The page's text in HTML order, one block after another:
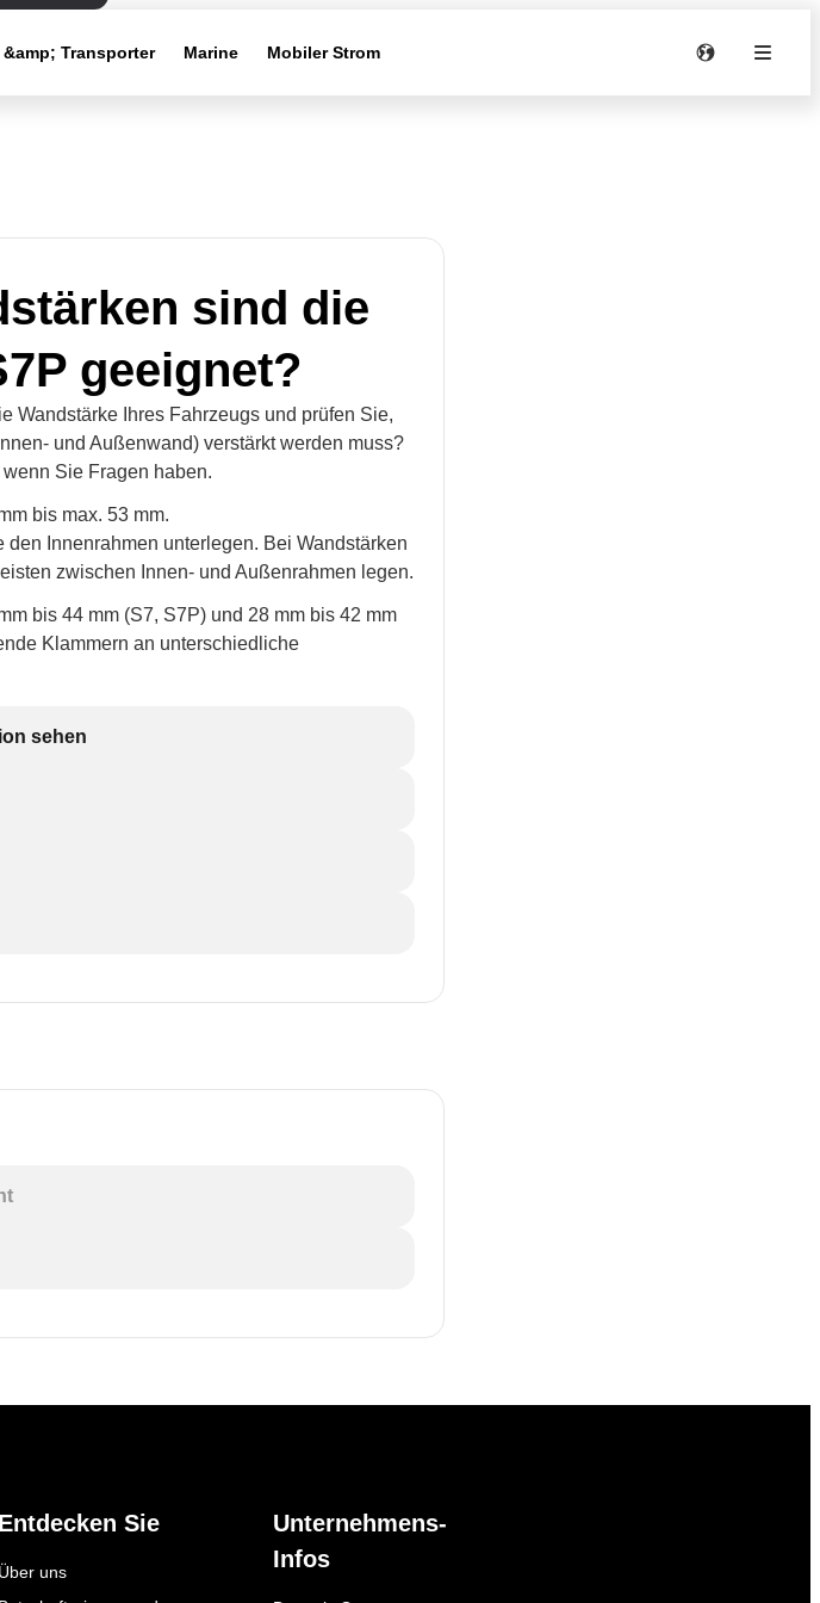
Transporter Marine Mobiler Strom
sind die
geeignet?
Wandstärke Ihres Fahrzeugs und prüfen Sie,
und Außenwand) verstärkt werden muss?
Sie Fragen haben.
bis max. 53 mm.
Innenrahmen unterlegen. Bei Wandstärken
zwischen Innen- und Außenrahmen legen.
bis 44 mm (S7, S7P) und 28 mm bis 42 mm
Klammern an unterschiedliche
sehen
Entdecken Sie
Über uns
Unternehmens-
Infos